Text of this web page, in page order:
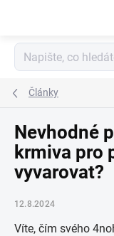
Články
Nevhodné
krmiva pro
vyvarovat?
12.8.2024
Víte, čím svého